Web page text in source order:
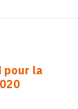
pour la